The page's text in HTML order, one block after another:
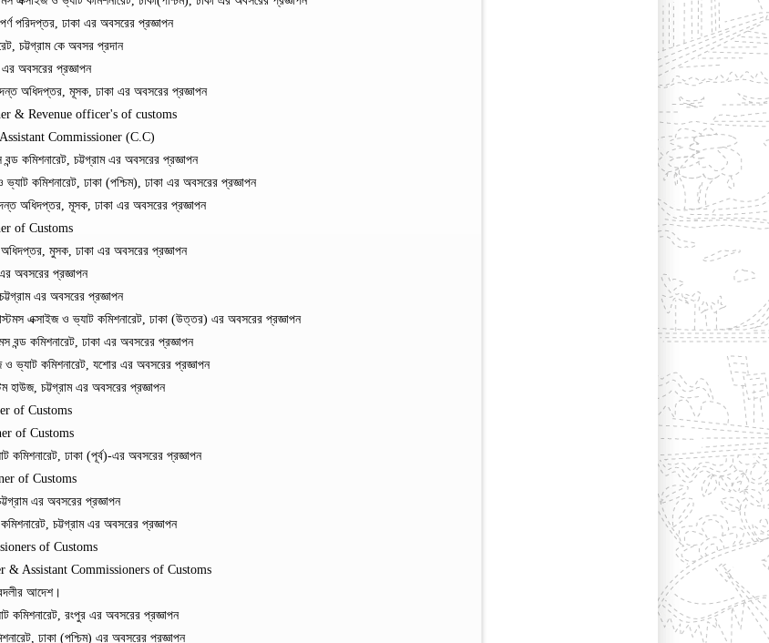
পরিদপ্তর, ঢাকা এর অবসরের প্রজ্ঞাপন
চট্টগ্রাম কে অবসর প্রদান
অবসরের প্রজ্ঞাপন
অধিদপ্তর, মূসক, ঢাকা এর অবসরের প্রজ্ঞাপন
& Revenue officer's of customs
Commissioner (C.C)
কমিশনারেট, চট্টগ্রাম এর অবসরের প্রজ্ঞাপন
কমিশনারেট, ঢাকা (পশ্চিম), ঢাকা এর অবসরের প্রজ্ঞাপন
অধিদপ্তর, মূসক, ঢাকা এর অবসরের প্রজ্ঞাপন
of Customs
অধিদপ্তর, মুসক, ঢাকা এর অবসরের প্রজ্ঞাপন
অবসরের প্রজ্ঞাপন
এর অবসরের প্রজ্ঞাপন
এক্সাইজ ও ভ্যাট কমিশনারেট, ঢাকা (উত্তর) এর অবসরের প্রজ্ঞাপন
কমিশনারেট, ঢাকা এর অবসরের প্রজ্ঞাপন
ভ্যাট কমিশনারেট, যশোর এর অবসরের প্রজ্ঞাপন
চট্টগ্রাম এর অবসরের প্রজ্ঞাপন
of Customs
of Customs
ঢাকা (পূর্ব)-এর অবসরের প্রজ্ঞাপন
of Customs
এর অবসরের প্রজ্ঞাপন
চট্টগ্রাম এর অবসরের প্রজ্ঞাপন
of Customs
Assistant Commissioners of Customs
আদেশ।
কমিশনারেট, রংপুর এর অবসরের প্রজ্ঞাপন
ঢাকা (পশ্চিম) এর অবসরের প্রজ্ঞাপন